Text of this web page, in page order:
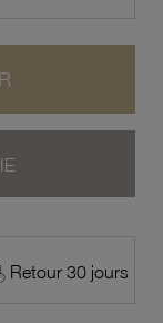
Retour 30 jours